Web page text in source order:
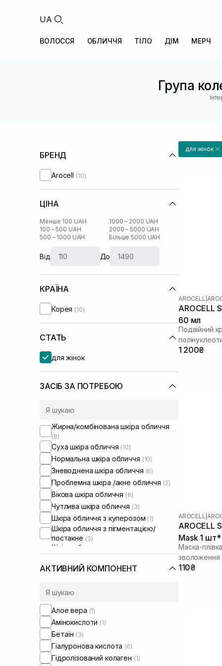
UA
ВОЛОССЯ ОБЛИЧЧЯ ТІЛО ДІМ МЕРЧ
Група
БРЕНД
Arocell (10)
ЦІНА
Менше 100 UAH
100 – 500 UAH
500 – 1000 UAH
1000 – 2000 UAH
2000 – 5000 UAH
Більше 5000 UAH
Від До
КРАЇНА
Корея (10)
СТАТЬ
для жінок
ЗАСІБ ЗА ПОТРЕБОЮ
Жирна/комбінована шкіра обличчя
(8)
Суха шкіра обличчя (10)
Нормальна шкіра обличчя (10)
Зневоднена шкіра обличчя (6)
Проблемна шкіра /акне обличчя (2)
Вікова шкіра обличчя (8)
Чутлива шкіра обличчя (3)
Шкіра обличчя з куперозом (1)
Шкіра обличчя з пігментацією/
постакне (3)
Шкіра обличчя з розширеними
порами
Шкіра обличчя з порушеним
мікробіомом
АКТИВНИЙ КОМПОНЕНТ
Алое вера (1)
Амінокислоти (1)
Бетаїн (3)
Гіалуронова кислота (6)
Гідролізований колаген (1)
для жінок
AROCELL
AROCELL
60 мл
Подвійний
1 200₴
AROCELL
AROCELL
Mask 1 шт*
Маска-
зволоження
110₴